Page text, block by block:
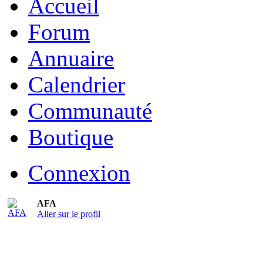
Accueil
Forum
Annuaire
Calendrier
Communauté
Boutique
Connexion
AFA
Aller sur le profil